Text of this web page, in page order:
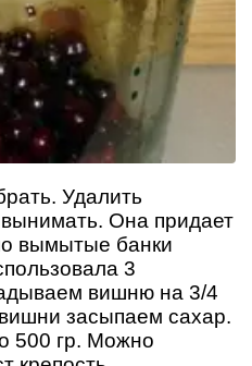
Удалить
вынимать. Она придает
вымытые банки
3
вишню на 3/4
засыпаем сахар.
500 гр. Можно